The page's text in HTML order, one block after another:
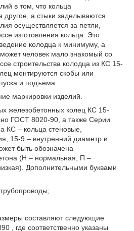
в том, что кольца
другое, а стыки заделываются
осуществляется за петли,
изготовления кольца. Это
колодца к минимуму, а
человек мало знакомый со
строительства колодца из КС 15-
монтируются скобы или
и подъема.
маркировки изделий.
железобетонных колец КС 15-
ГОСТ 8020-90, а также Серии
КС – кольца стеновые,
15-9 – внутренний диаметр и
быть обозначена
(Н – нормальная, П –
Дополнительными буквами
составляют следующие
, где соответственно указаны